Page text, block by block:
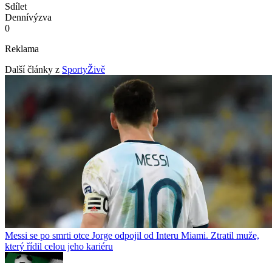
Sdílet
Dennívýzva
0
Reklama
Další články z SportyŽivě
Messi se po smrti otce Jorge odpojil od Interu Miami. Ztratil muže,
který řídil celou jeho kariéru